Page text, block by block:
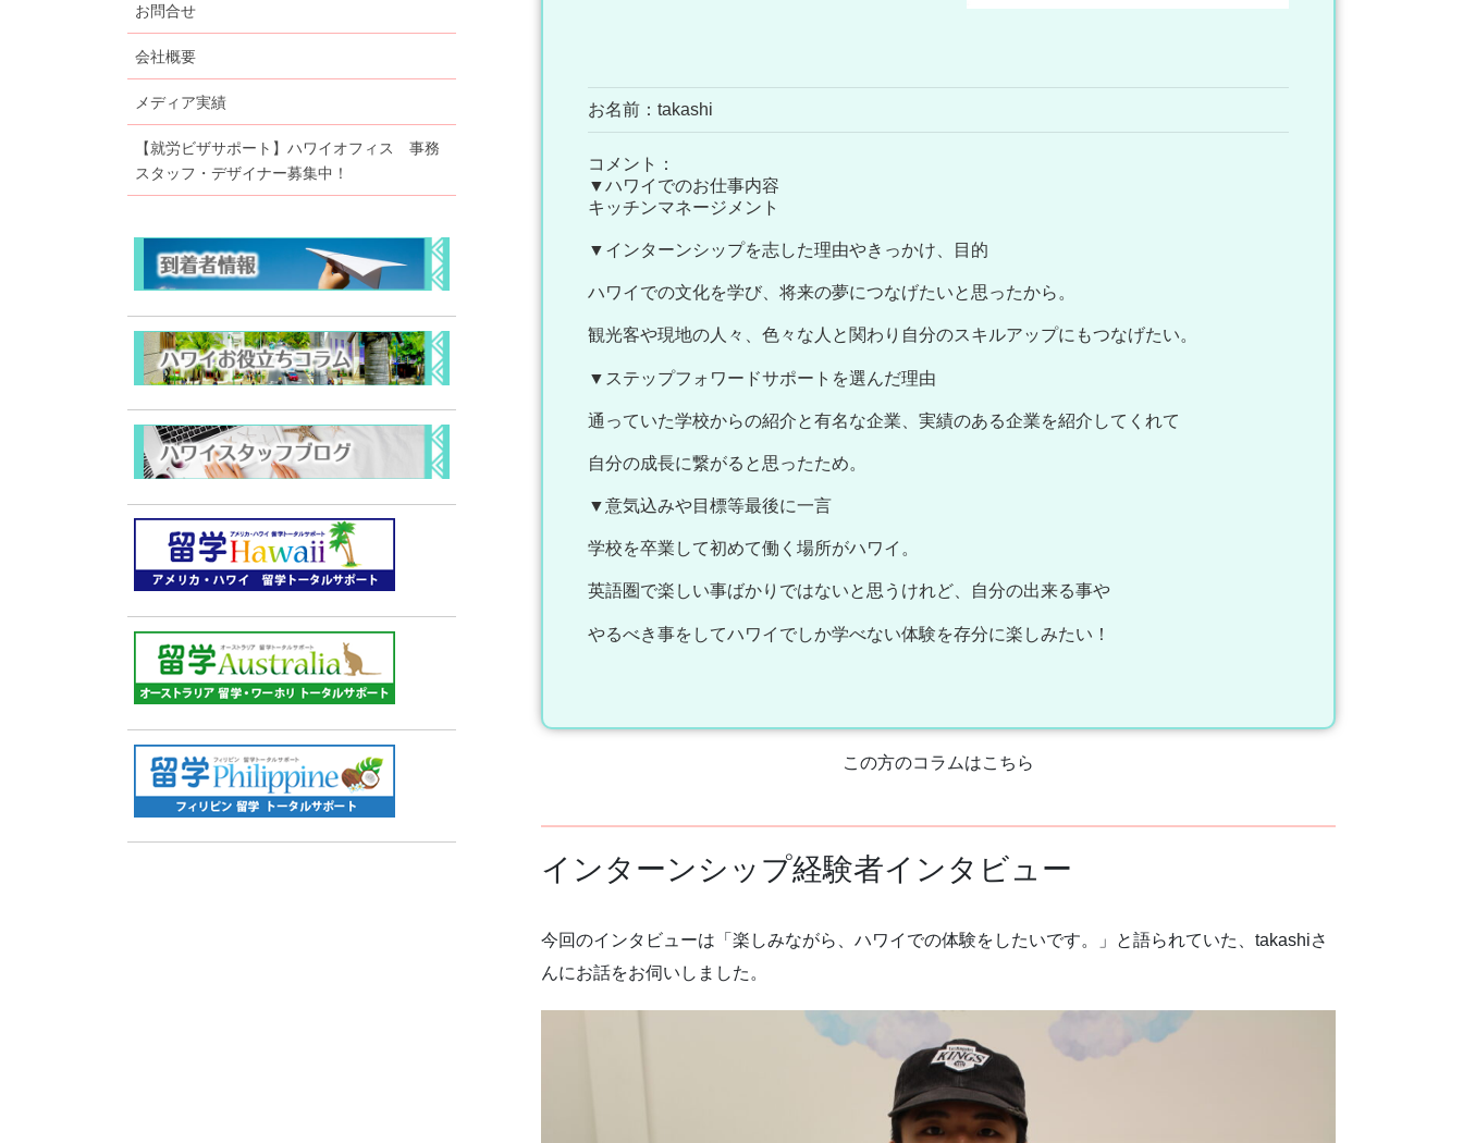
お名前：takashi
コメント：
▼ハワイでのお仕事内容
キッチンマネージメント
▼インターンシップを志した理由やきっかけ、目的
ハワイでの文化を学び、将来の夢につなげたいと思ったから。
観光客や現地の人々、色々な人と関わり自分のスキルアップにもつなげたい。
▼ステップフォワードサポートを選んだ理由
通っていた学校からの紹介と有名な企業、実績のある企業を紹介してくれて
自分の成長に繋がると思ったため。
▼意気込みや目標等最後に一言
学校を卒業して初めて働く場所がハワイ。
英語圏で楽しい事ばかりではないと思うけれど、自分の出来る事や
やるべき事をしてハワイでしか学べない体験を存分に楽しみたい！
この方のコラムはこちら
インターンシップ経験者インタビュー
今回のインタビューは「楽しみながら、ハワイでの体験をしたいです。」と語られていた、takashiさ
んにお話をお伺いしました。
お問合せ
会社概要
メディア実績
【就労ビザサポート】ハワイオフィス 事務
スタッフ・デザイナー募集中！